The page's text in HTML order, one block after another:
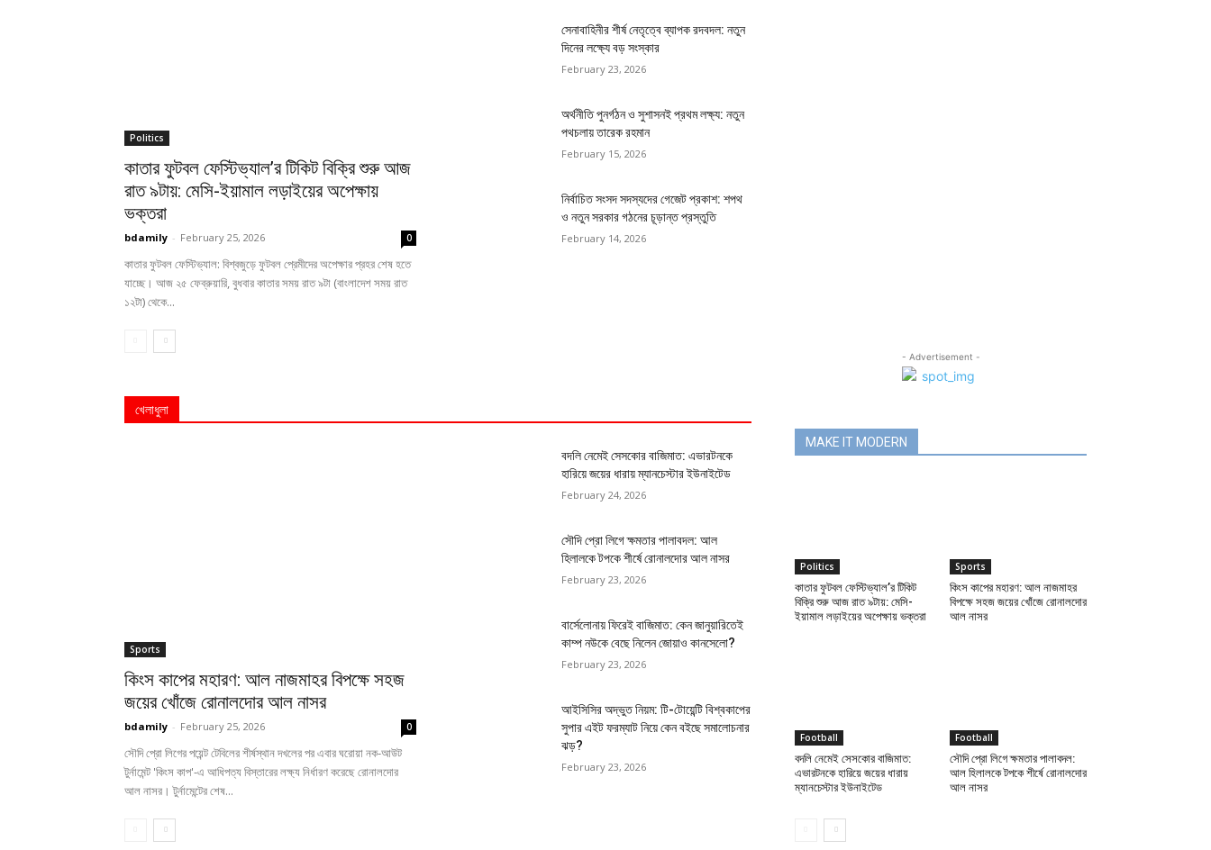
Politics
কাতার ফুটবল ফেস্টিভ্যাল’র টিকিট বিক্রি শুরু আজ
রাত ৯টায়: মেসি-ইয়ামাল লড়াইয়ের অপেক্ষায়
ভক্তরা
bdamily - February 25, 2026 0
কাতার ফুটবল ফেস্টিভ্যাল: বিশ্বজুড়ে ফুটবল প্রেমীদের অপেক্ষার প্রহর শেষ হতে
যাচ্ছে। আজ ২৫ ফেব্রুয়ারি, বুধবার কাতার সময় রাত ৯টা (বাংলাদেশ সময় রাত
১২টা) থেকে...
সেনাবাহিনীর শীর্ষ নেতৃত্বে ব্যাপক রদবদল: নতুন
দিনের লক্ষ্যে বড় সংস্কার
February 23, 2026
অর্থনীতি পুনর্গঠন ও সুশাসনই প্রথম লক্ষ্য: নতুন
পথচলায় তারেক রহমান
February 15, 2026
নির্বাচিত সংসদ সদস্যদের গেজেট প্রকাশ: শপথ
ও নতুন সরকার গঠনের চূড়ান্ত প্রস্তুতি
February 14, 2026
খেলাধুলা
Sports
কিংস কাপের মহারণ: আল নাজমাহর বিপক্ষে সহজ
জয়ের খোঁজে রোনালদোর আল নাসর
bdamily - February 25, 2026 0
সৌদি প্রো লিগের পয়েন্ট টেবিলের শীর্ষস্থান দখলের পর এবার ঘরোয়া নক-আউট
টুর্নামেন্ট 'কিংস কাপ'-এ আধিপত্য বিস্তারের লক্ষ্য নির্ধারণ করেছে রোনালদোর
আল নাসর। টুর্নামেন্টের শেষ...
বদলি নেমেই সেসকোর বাজিমাত: এভারটনকে
হারিয়ে জয়ের ধারায় ম্যানচেস্টার ইউনাইটেড
February 24, 2026
সৌদি প্রো লিগে ক্ষমতার পালাবদল: আল
হিলালকে টপকে শীর্ষে রোনালদোর আল নাসর
February 23, 2026
বার্সেলোনায় ফিরেই বাজিমাত: কেন জানুয়ারিতেই
কাম্প নউকে বেছে নিলেন জোয়াও কানসেলো?
February 23, 2026
আইসিসির অদ্ভুত নিয়ম: টি-টোয়েন্টি বিশ্বকাপের
সুপার এইট ফরম্যাট নিয়ে কেন বইছে সমালোচনার
ঝড়?
February 23, 2026
- Advertisement -
MAKE IT MODERN
Politics
কাতার ফুটবল ফেস্টিভ্যাল’র টিকিট
বিক্রি শুরু আজ রাত ৯টায়: মেসি-
ইয়ামাল লড়াইয়ের অপেক্ষায় ভক্তরা
Sports
কিংস কাপের মহারণ: আল নাজমাহর
বিপক্ষে সহজ জয়ের খোঁজে রোনালদোর
আল নাসর
Football
বদলি নেমেই সেসকোর বাজিমাত:
এভারটনকে হারিয়ে জয়ের ধারায়
ম্যানচেস্টার ইউনাইটেড
Football
সৌদি প্রো লিগে ক্ষমতার পালাবদল:
আল হিলালকে টপকে শীর্ষে রোনালদোর
আল নাসর